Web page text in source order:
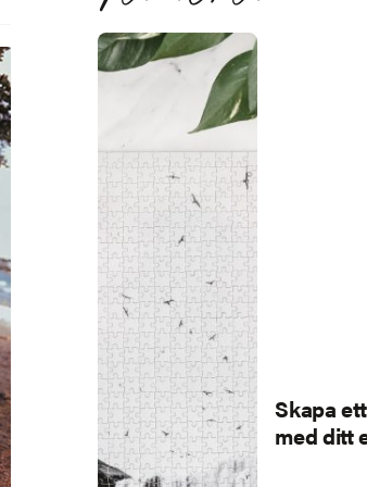
Skapa
med ditt